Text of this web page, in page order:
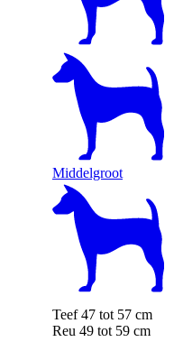
Middelgroot
Teef 47 tot 57 cm
Reu 49 tot 59 cm